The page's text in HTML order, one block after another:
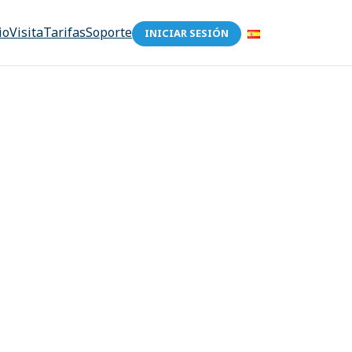
VisitaTarifasSoporte INICIAR SESIÓN